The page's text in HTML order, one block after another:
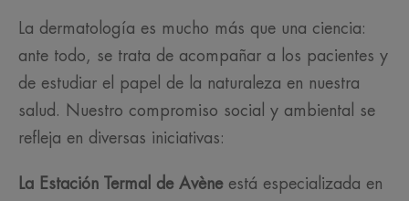
La dermatología es mucho más que una ciencia:
ante todo, se trata de acompañar a los pacientes y
de estudiar el papel de la naturaleza en nuestra
salud. Nuestro compromiso social y ambiental se
refleja en diversas iniciativas:
La Estación Termal de Avèneestá especializada en